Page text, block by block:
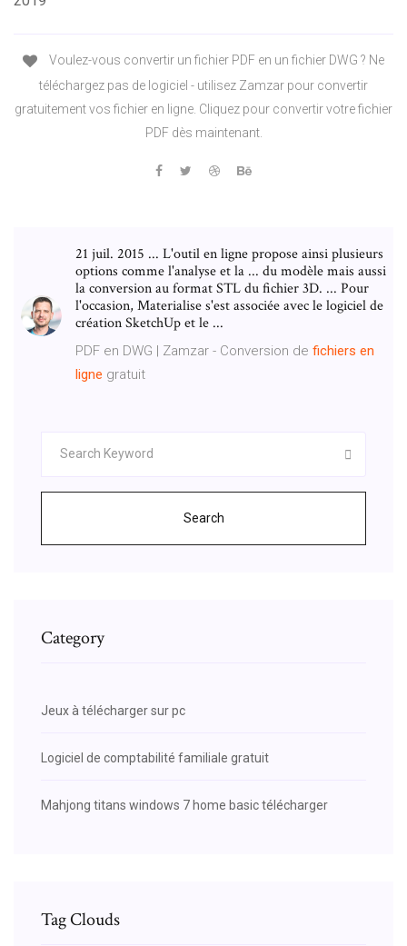
Voulez-vous convertir un fichier PDF en un fichier DWG ? Ne
téléchargez pas de logiciel - utilisez Zamzar pour convertir
gratuitement vos fichier en ligne. Cliquez pour convertir votre fichier
PDF dès maintenant.
21 juil. 2015 ... L'outil en ligne propose ainsi plusieurs
options comme l'analyse et la ... du modèle mais aussi
la conversion au format STL du fichier 3D. ... Pour
l'occasion, Materialise s'est associée avec le logiciel de
création SketchUp et le ...
PDF en DWG | Zamzar - Conversion de fichiers en
ligne gratuit
Search
Category
Jeux à télécharger sur pc
Logiciel de comptabilité familiale gratuit
Mahjong titans windows 7 home basic télécharger
Tag Clouds